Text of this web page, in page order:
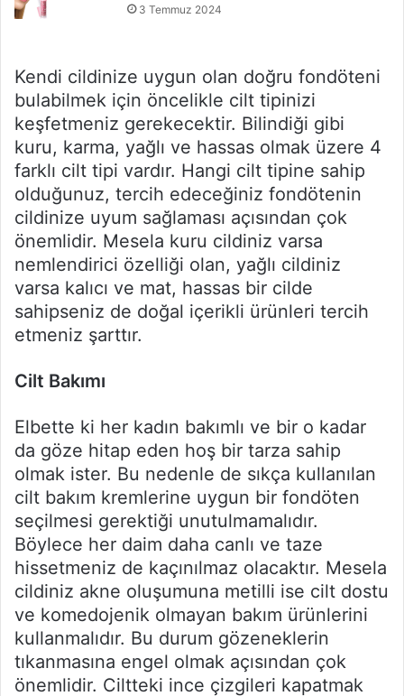
3 Temmuz 2024
Kendi cildinize uygun olan doğru fondöteni
bulabilmek için öncelikle cilt tipinizi
keşfetmeniz gerekecektir. Bilindiği gibi
kuru, karma, yağlı ve hassas olmak üzere 4
farklı cilt tipi vardır. Hangi cilt tipine sahip
olduğunuz, tercih edeceğiniz fondötenin
cildinize uyum sağlaması açısından çok
önemlidir. Mesela kuru cildiniz varsa
nemlendirici özelliği olan, yağlı cildiniz
varsa kalıcı ve mat, hassas bir cilde
sahipseniz de doğal içerikli ürünleri tercih
etmeniz şarttır.
Cilt Bakımı
Elbette ki her kadın bakımlı ve bir o kadar
da göze hitap eden hoş bir tarza sahip
olmak ister. Bu nedenle de sıkça kullanılan
cilt bakım kremlerine uygun bir fondöten
seçilmesi gerektiği unutulmamalıdır.
Böylece her daim daha canlı ve taze
hissetmeniz de kaçınılmaz olacaktır. Mesela
cildiniz akne oluşumuna metilli ise cilt dostu
ve komedojenik olmayan bakım ürünlerini
kullanmalıdır. Bu durum gözeneklerin
tıkanmasına engel olmak açısından çok
önemlidir. Ciltteki ince çizgileri kapatmak